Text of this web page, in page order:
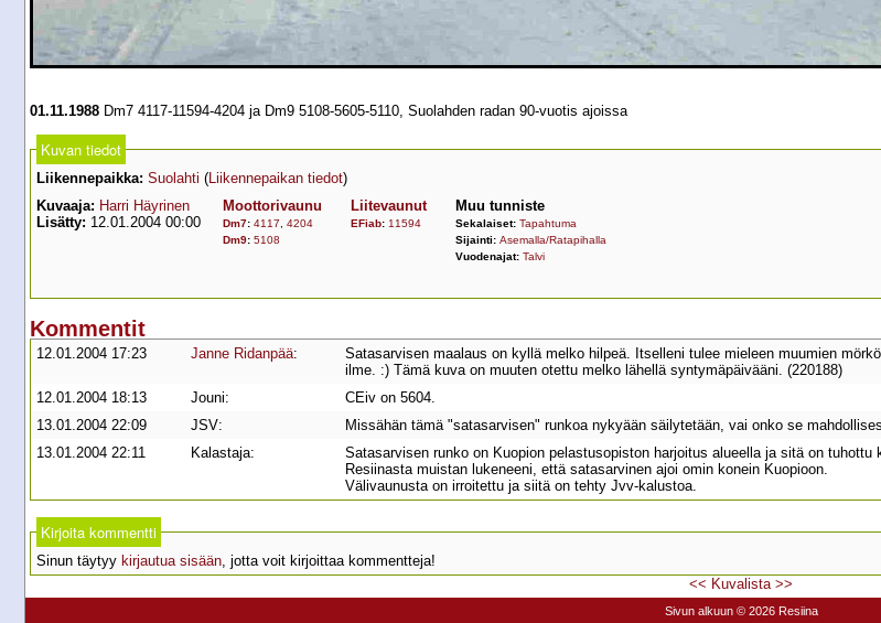
01.11.1988 Dm7 4117-11594-4204 ja Dm9 5108-5605-5110, Suolahden radan 90-vuotis ajoissa
Kuvan tiedot
Liikennepaikka: Suolahti (Liikennepaikan tiedot)
Kuvaaja: Harri Häyrinen
Lisätty: 12.01.2004 00:00
Moottorivaunu
Dm7: 4117
4204
Dm9: 5108
Liitevaunut
EFiab: 11594
Muu tunniste
Sekalaiset: Tapahtuma
Sijainti: Asemalla/Ratapihalla
Vuodenajat: Talvi
Kommentit
12.01.2004 17:23 Janne Ridanpää:
Satasarvisen maalaus on kyllä melko hilpeä. Itselleni tulee mieleen muumien
ilme. :) Tämä kuva on muuten otettu melko lähellä syntymäpäivääni. (220188)
12.01.2004 18:13
Jouni:
CEiv on 5604.
13.01.2004 22:09
JSV:
Missähän tämä "satasarvisen" runkoa nykyään säilytetään, vai onko se
13.01.2004 22:11
Kalastaja:
Satasarvisen runko on Kuopion pelastusopiston harjoitus alueella ja sitä on tuhottu
Resiinasta muistan lukeneeni, että satasarvinen ajoi omin konein Kuopioon.
Välivaunusta on irroitettu ja siitä on tehty Jvv-kalustoa.
Kirjoita kommentti
Sinun täytyy kirjautua sisään, jotta voit kirjoittaa kommentteja!
<< Kuvalista >>
Sivun alkuun © 2026 Resiina